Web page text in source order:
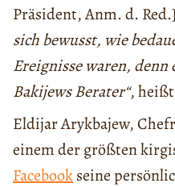
Präsident, Anm. d. Red.]
sich bewusst, wie
Ereignisse waren, denn
Bakijews Berater“,
Eldijar Arykbajew,
einem der größten
Facebookseine